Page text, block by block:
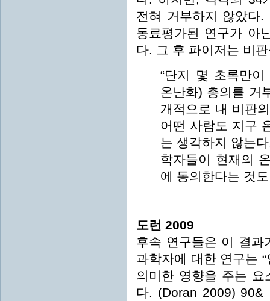
전혀 거부하지 않았다
동료평가된 연구가 아
다. 그 후 파이저는 비
“단지 몇 초록만
온난화) 총의를 거
개적으로 내 비판
어떤 사람도 지구
는 생각하지 않는
학자들이 현재의
에 동의한다는 것
도런 2009
후속 연구들은 이 결과
과학자에 대한 연구는
의미한 영향을 주는 요
다. (Doran 2009) 90&